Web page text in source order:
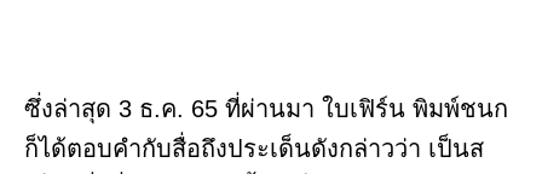
ซึ่งล่าสุด 3 ธ.ค. 65 ที่ผ่านมา ใบเฟิร์น พิมพ์ชนก
ก็ได้ตอบคำกับสื่อถึงประเด็นดังกล่าวว่า เป็นส